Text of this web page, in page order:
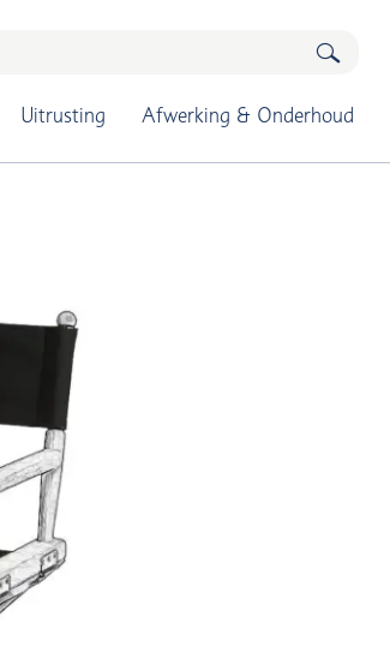
Uitrusting Afwerking & Onderhoud